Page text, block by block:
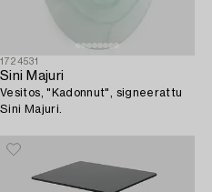
1724531
Sini Majuri
Vesitos, "Kadonnut", signeerattu
Sini Majuri.